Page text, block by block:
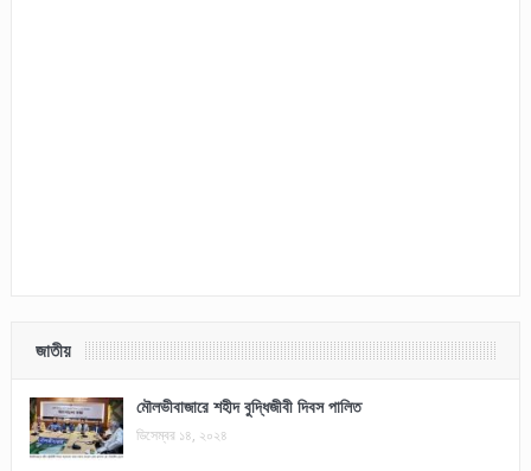
জাতীয়
মৌলভীবাজারে শহীদ বুদ্ধিজীবী দিবস পালিত
ডিসেম্বর ১৪, ২০২৪